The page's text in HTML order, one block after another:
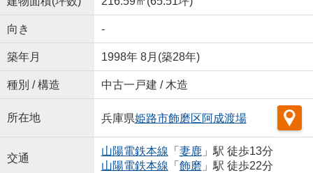
向き -
築年月 1998年 8月(築28年)
種別 / 構造 中古一戸建 / 木造
所在地 兵庫県姫路市飾磨区阿成渡場
交通
山陽電鉄本線 「 妻鹿」駅 徒歩13分
山陽電鉄本線 「 飾磨 」駅 徒歩22分